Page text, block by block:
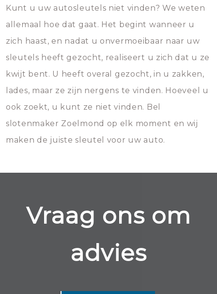
Kunt u uw autosleutels niet vinden? We weten
allemaal hoe dat gaat. Het begint wanneer u
zich haast, en nadat u onvermoeibaar naar uw
sleutels heeft gezocht, realiseert u zich dat u ze
kwijt bent. U heeft overal gezocht, in u zakken,
lades, maar ze zijn nergens te vinden. Hoeveel u
ook zoekt, u kunt ze niet vinden. Bel
slotenmaker Zoelmond op elk moment en wij
maken de juiste sleutel voor uw auto.
Vraag ons om
advies